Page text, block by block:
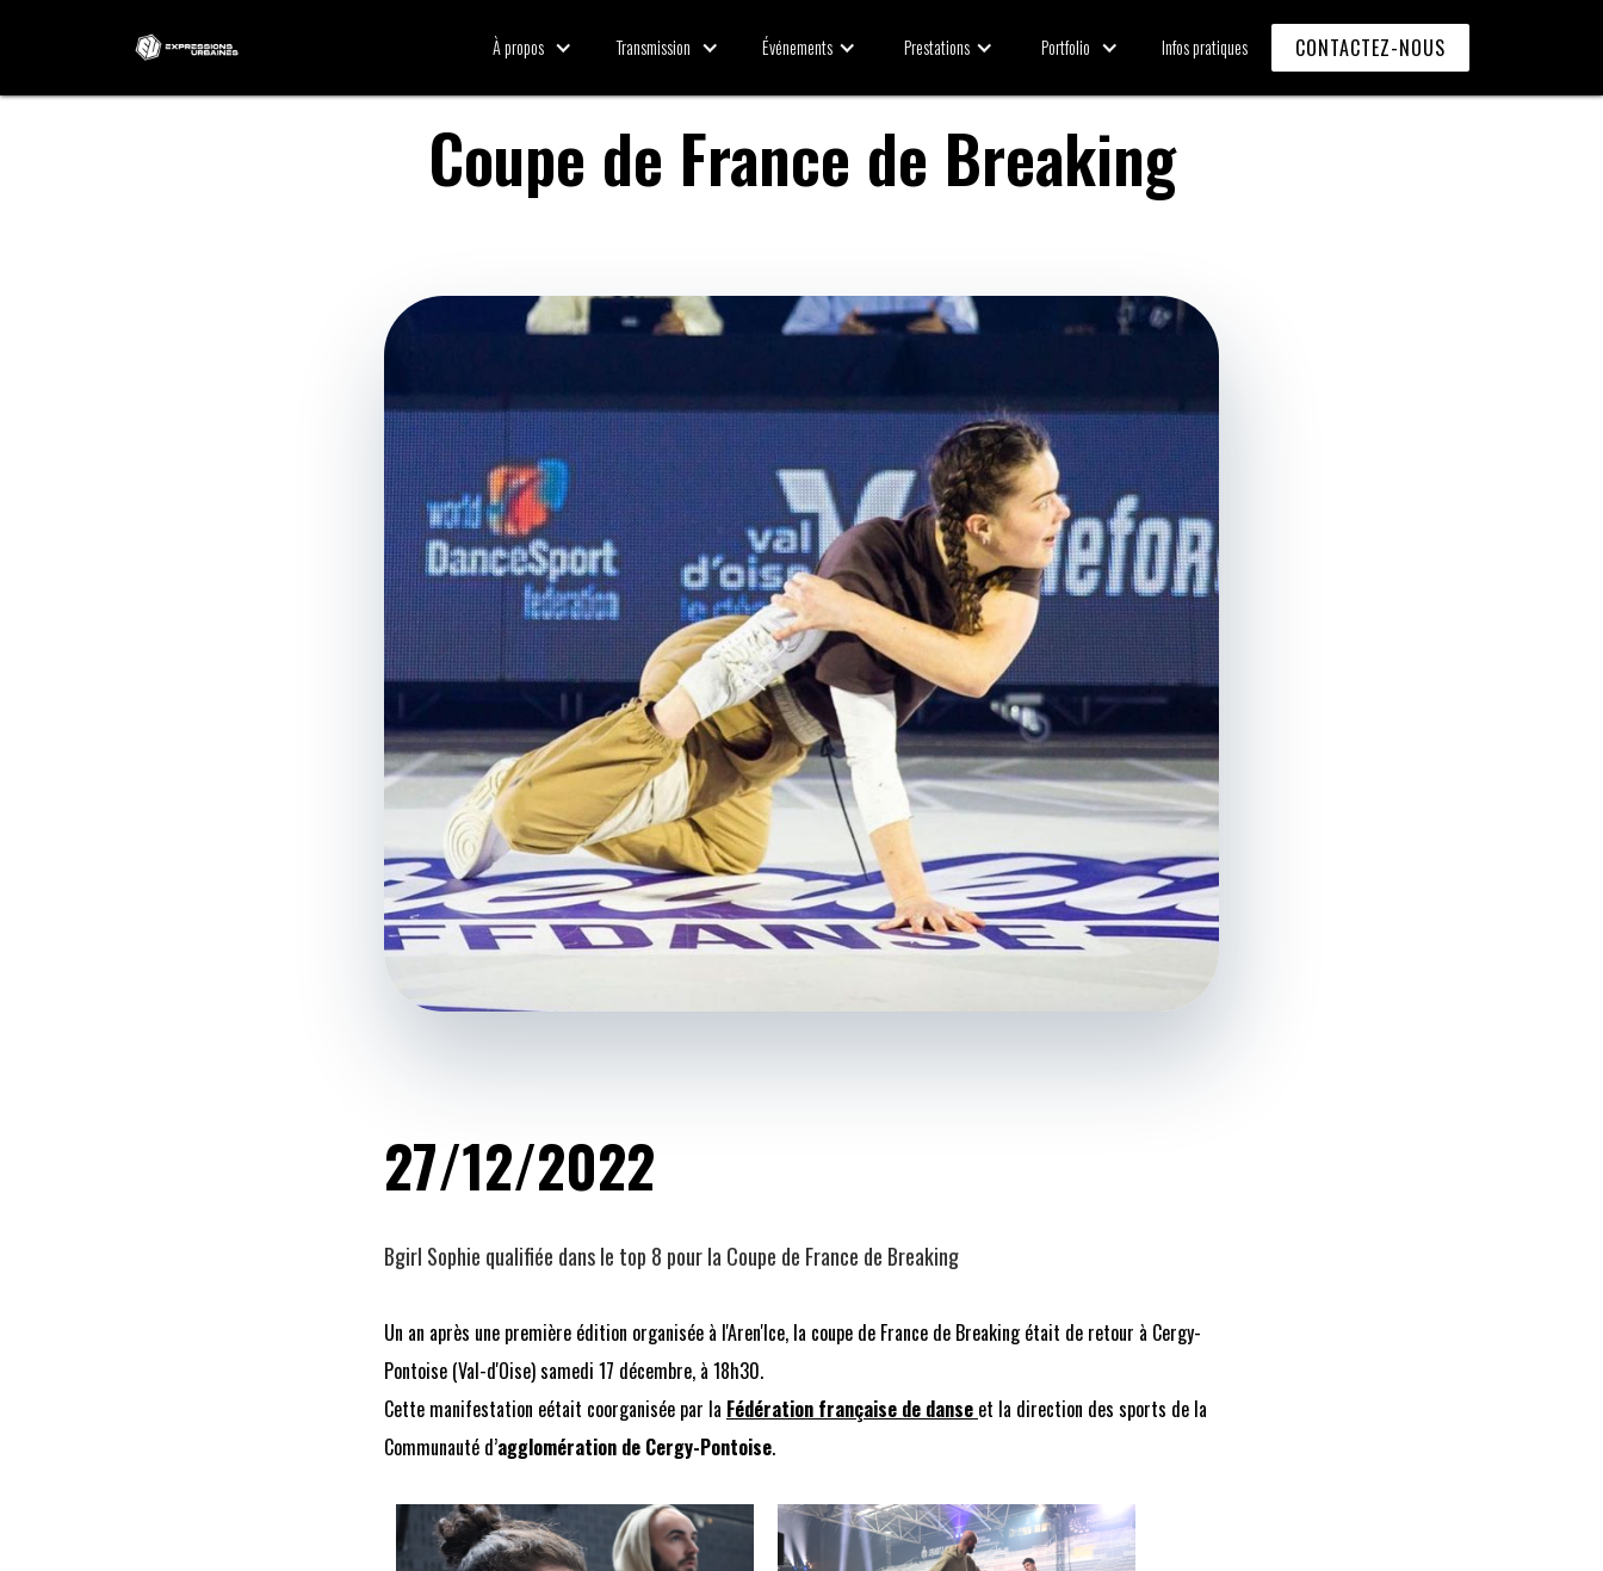
À propos Transmission Événements Prestations Portfolio Infos pratiques CONTACTEZ-NOUS
Coupe de France de Breaking
27/12/2022
Bgirl Sophie qualifiée dans le top 8 pour la Coupe de France de Breaking
Un an après une première édition organisée à l'Aren'Ice, la coupe de France de Breaking était de retour à Cergy-
Pontoise (Val-d'Oise) samedi 17 décembre, à 18h30.
Cette manifestation eétait coorganisée par la Fédération française de danse et la direction des sports de la
Communauté d’agglomération de Cergy-Pontoise.